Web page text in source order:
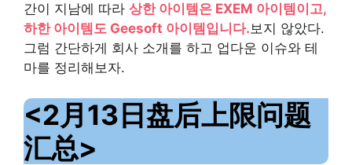
간이 지남에 따라 상한 아이템은 EXEM 아이템이고,
하한 아이템도 Geesoft 아이템입니다.보지 않았다.
그럼 간단하게 회사 소개를 하고 업다운 이슈와 테
마를 정리해보자.
<2月13日盘后上限问题
汇总>